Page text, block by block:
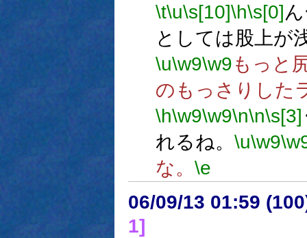
\t\u\s[10]\h\s[0]
としては股上が
\u\w9\w9もっと
のもっさりした
\h\w9\w9\n\n\s[3]
れるね。 \u\w9
な。 \e
06/09/13 01:59
1]